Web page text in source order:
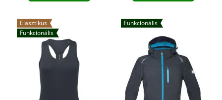
Elasztikus
Funkcionális
Funkcionális